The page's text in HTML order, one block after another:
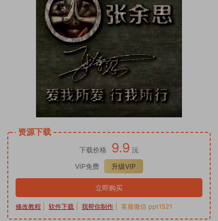
资源下载
下载价格 9.9 沅
VIP免费
升级VIP
立即购买
修改教程 软件下载 我帮你制作 | 客服微信 ppt1521